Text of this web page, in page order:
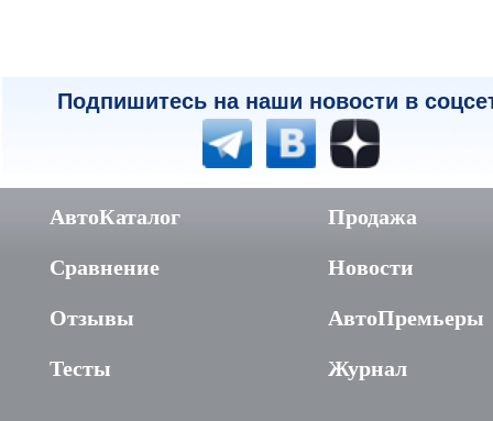
Подпишитесь на наши новости в
АвтоКаталог
Сравнение
Отзывы
Тесты
Продажа
Новости
АвтоПремьеры
Журнал